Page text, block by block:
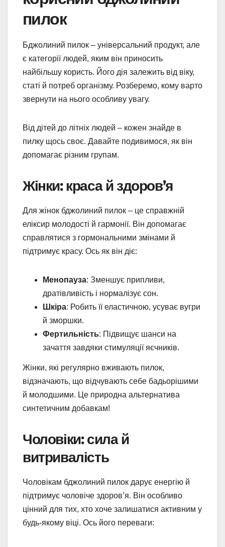
пилок
Бджолиний пилок – універсальний продукт, але
є категорії людей, яким він приносить
найбільшу користь. Його дія залежить від віку,
статі й потреб організму. Розберемо, кому варто
звернути на нього особливу увагу.
Від дітей до літніх людей – кожен знайде в
пилку щось своє. Давайте подивимося, як він
допомагає різним групам.
Жінки: краса й здоров’я
Для жінок бджолиний пилок – це справжній
еліксир молодості й гармонії. Він допомагає
справлятися з гормональними змінами й
підтримує красу. Ось як він діє:
Менопауза: Зменшує припливи,
дратівливість і нормалізує сон.
Шкіра: Робить її еластичною, усуває вугри
й зморшки.
Фертильність: Підвищує шанси на
зачаття завдяки стимуляції яєчників.
Жінки, які регулярно вживають пилок,
відзначають, що відчувають себе бадьорішими
й молодшими. Це природна альтернатива
синтетичним добавкам!
Чоловіки: сила й
витривалість
Чоловікам бджолиний пилок дарує енергію й
підтримує чоловіче здоров’я. Він особливо
цінний для тих, хто хоче залишатися активним у
будь-якому віці. Ось його переваги: